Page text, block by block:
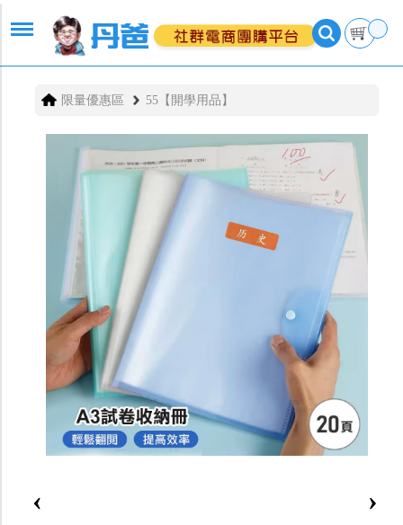
限量優惠區 55【開學用品】
‹ ›